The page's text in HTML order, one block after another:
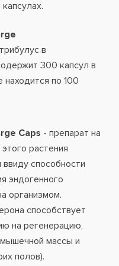
в
300 капсул в
находится по 100
Caps - препарат на
растения
способности
эндогенного
организмом.
способствует
на регенерацию,
массы и
полов).